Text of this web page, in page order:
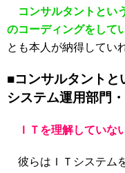
コンサルタントとい
のコーディングをして
とも本人が納得してい
■コンサルタント
システム運用部門
ＩＴを理解していな
彼らはＩＴシステム